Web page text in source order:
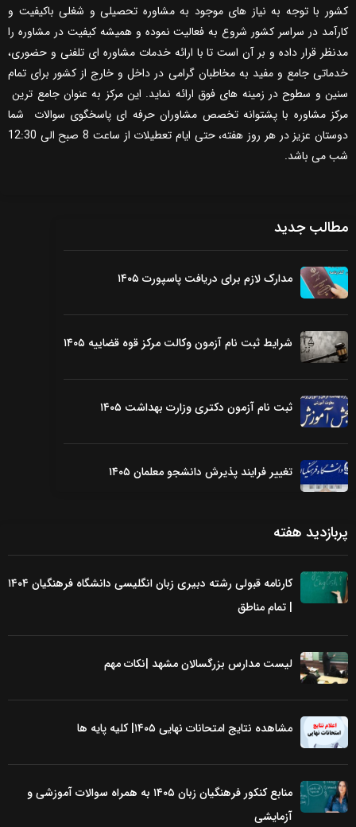
کشور با توجه به نیاز های موجود به مشاوره تحصیلی و شغلی باکیفیت و
کارآمد در سراسر کشور شروع به فعالیت نموده و همیشه کیفیت در مشاوره را
مدنظر قرار داده و بر آن است تا با ارائه خدمات مشاوره ای تلفنی و حضوری،
خدماتی جامع و مفید به مخاطبان گرامی در داخل و خارج از کشور برای تمام
سنین و سطوح در زمینه های فوق ارائه نماید. این مرکز به عنوان جامع ترین
مرکز مشاوره با پشتوانه تخصص مشاوران حرفه ای پاسخگوی سوالات شما
دوستان عزیز در هر روز هفته، حتی ایام تعطیلات از ساعت 8 صبح الی 12:30
شب می باشد.
مطالب جدید
مدارک لازم برای دریافت پاسپورت ۱۴۰۵
شرایط ثبت نام آزمون وکالت مرکز قوه قضاییه ۱۴۰۵
ثبت نام آزمون دکتری وزارت بهداشت ۱۴۰۵
تغییر فرایند پذیرش دانشجو معلمان ۱۴۰۵
پربازدید هفته
کارنامه قبولی رشته دبیری زبان انگلیسی دانشگاه فرهنگیان ۱۴۰۴
| تمام مناطق
لیست مدارس بزرگسالان مشهد |نکات مهم
مشاهده نتایج امتحانات نهایی ۱۴۰۵| کلیه پایه ها
منابع کنکور فرهنگیان زبان ۱۴۰۵ به همراه سوالات آموزشی و
آزمایشی